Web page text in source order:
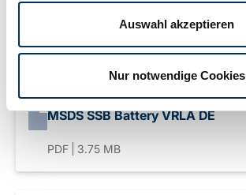
Auswahl akzeptieren
Nur notwendige Cookies
Downloads
MSDS SSB Battery VRLA DE
PDF 3.75 MB